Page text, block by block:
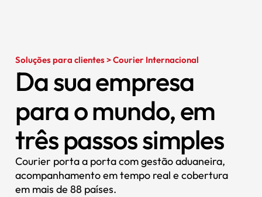
Soluções para clientes > Courier Internacional
Da sua empresa
para o mundo, em
três passos simples
Courier porta a porta com gestão aduaneira,
acompanhamento em tempo real e cobertura
em mais de 88 países.